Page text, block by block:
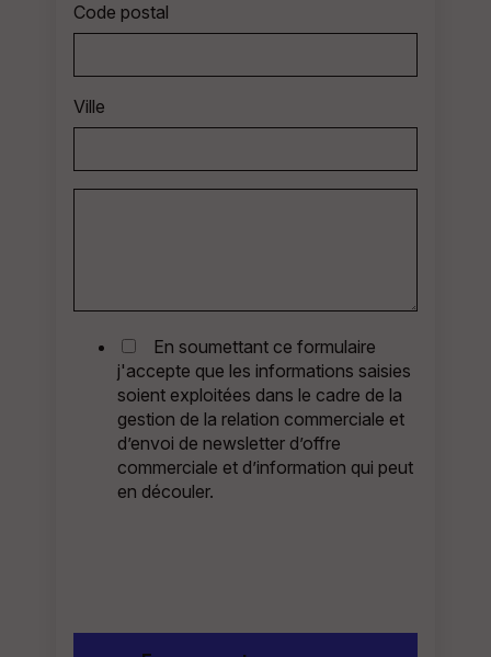
Code postal
Ville
En soumettant ce formulaire
j'accepte que les informations saisies
soient exploitées dans le cadre de la
gestion de la relation commerciale et
d’envoi de newsletter d’offre
commerciale et d’information qui peut
en découler.